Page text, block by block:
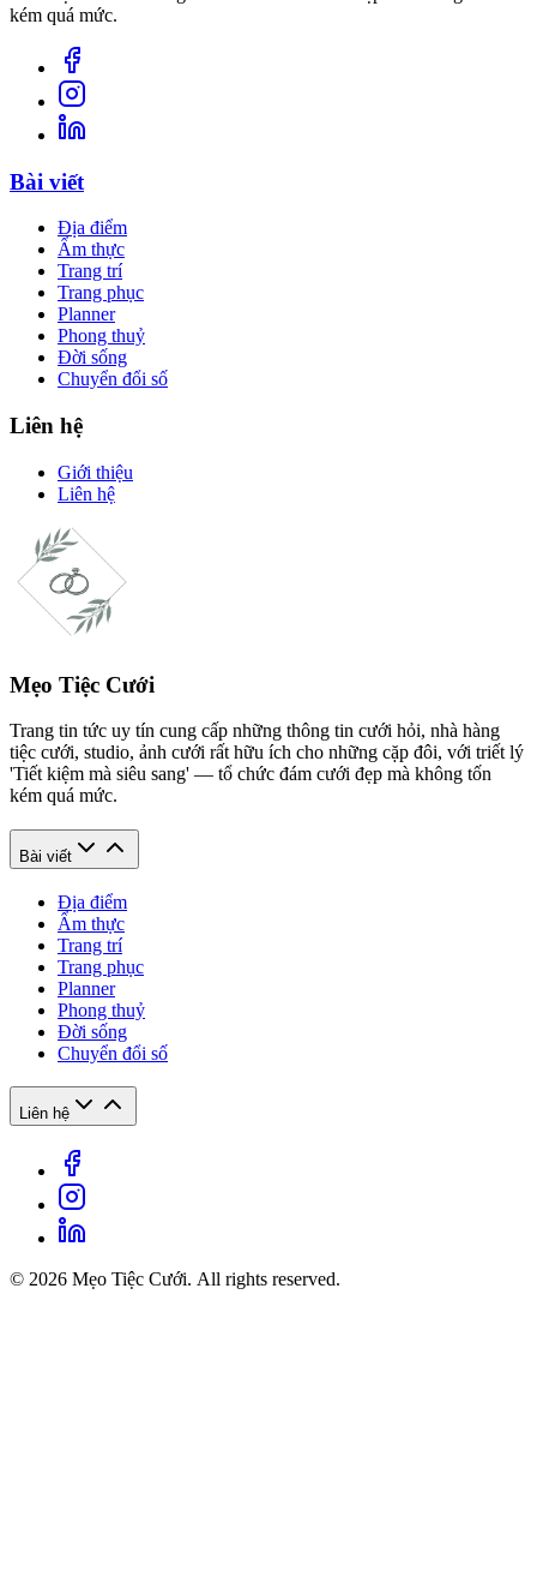
kém quá mức.
Bài viết
Địa điểm
Ẩm thực
Trang trí
Trang phục
Planner
Phong thuỷ
Đời sống
Chuyển đổi số
Liên hệ
Giới thiệu
Liên hệ
Mẹo Tiệc Cưới
Trang tin tức uy tín cung cấp những thông tin cưới hỏi, nhà hàng
tiệc cưới, studio, ảnh cưới rất hữu ích cho những cặp đôi, với triết lý
'Tiết kiệm mà siêu sang' — tổ chức đám cưới đẹp mà không tốn
kém quá mức.
Bài viết
Địa điểm
Ẩm thực
Trang trí
Trang phục
Planner
Phong thuỷ
Đời sống
Chuyển đổi số
Liên hệ
© 2026 Mẹo Tiệc Cưới. All rights reserved.